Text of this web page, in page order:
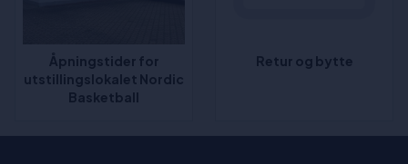
Åpningstider for
utstillingslokalet Nordic
Basketball
Retur og bytte